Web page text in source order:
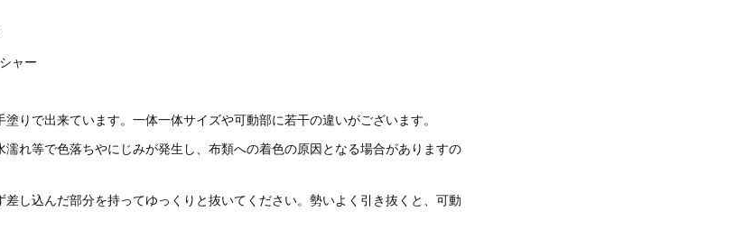
ャー
塗りで出来ています。一体一体サイズや可動部に若干の違いがございます。
れ等で色落ちやにじみが発生し、布類への着色の原因となる場合がありますの
し込んだ部分を持ってゆっくりと抜いてください。勢いよく引き抜くと、可動